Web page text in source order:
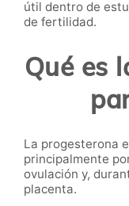
útil dentro de
de fertilidad.
Qué es
La progesterona
principalmente
ovulación y,
placenta.